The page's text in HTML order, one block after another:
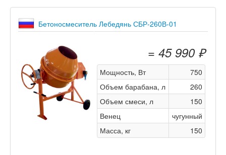
Бетоносмеситель Лебедянь СБР-260В-01
= 45 990 ₽
Мощность, Вт
750
Объем барабана, л
260
Объем смеси, л
150
Венец
чугунный
Масса, кг
150